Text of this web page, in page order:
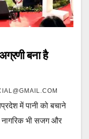
बना है
में पानी को बचाने
भी सजग और